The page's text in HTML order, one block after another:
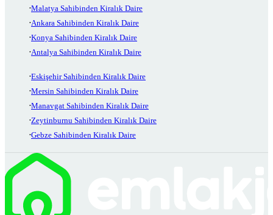
Malatya Sahibinden Kiralık Daire
Ankara Sahibinden Kiralık Daire
Konya Sahibinden Kiralık Daire
Antalya Sahibinden Kiralık Daire
Eskişehir Sahibinden Kiralık Daire
Mersin Sahibinden Kiralık Daire
Manavgat Sahibinden Kiralık Daire
Zeytinburnu Sahibinden Kiralık Daire
Gebze Sahibinden Kiralık Daire